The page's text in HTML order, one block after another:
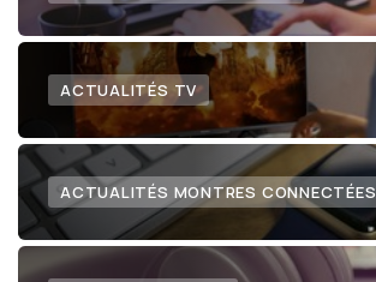
ACTUALITÉS TV
ACTUALITÉS MONTRES CONNECTÉES